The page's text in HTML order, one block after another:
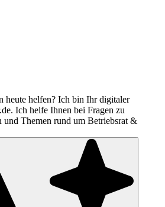
heute helfen? Ich bin Ihr digitaler
Ich helfe Ihnen bei Fragen zu
und Themen rund um Betriebsrat &